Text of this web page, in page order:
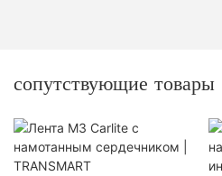
сопутствующие товары